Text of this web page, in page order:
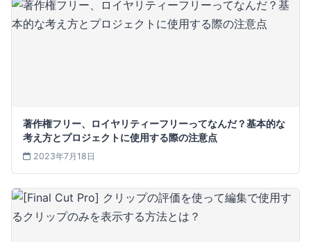
著作権フリー、ロイヤリティーフリーってなんだ？基本的な
考え方とプロジェクトに使用する際の注意点
2023年7月18日